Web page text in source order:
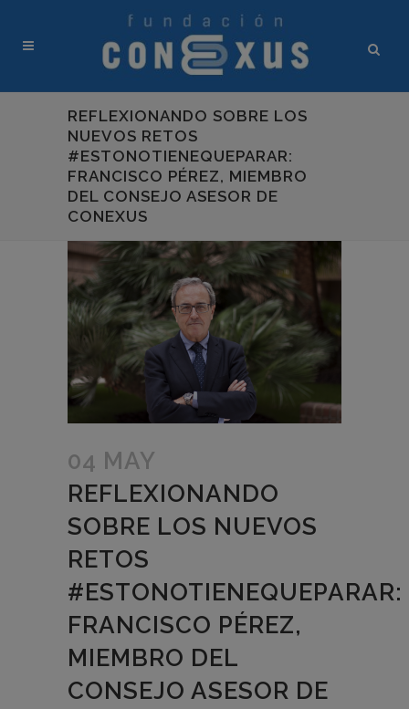
REFLEXIONANDO SOBRE LOS
NUEVOS RETOS
#ESTONOTIENEQUEPARAR:
FRANCISCO PÉREZ, MIEMBRO
DEL CONSEJO ASESOR DE
CONEXUS
04 MAY
REFLEXIONANDO
SOBRE LOS NUEVOS
RETOS
#ESTONOTIENEQUEPARAR:
FRANCISCO PÉREZ,
MIEMBRO DEL
CONSEJO ASESOR DE